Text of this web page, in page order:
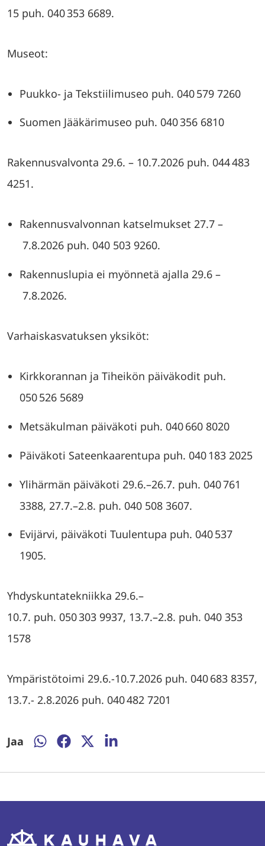
15 puh. 040 353 6689.
Museot:
Puukko- ja Tekstiilimuseo puh. 040 579 7260
Suomen Jääkärimuseo puh. 040 356 6810
Rakennusvalvonta 29.6. – 10.7.2026 puh. 044 483
4251.
Rakennusvalvonnan katselmukset 27.7 –
7.8.2026 puh. 040 503 9260.
Rakennuslupia ei myönnetä ajalla 29.6 –
7.8.2026.
Varhaiskasvatuksen yksiköt:
Kirkkorannan ja Tiheikön päiväkodit puh.
050 526 5689
Metsäkulman päiväkoti puh. 040 660 8020
Päiväkoti Sateenkaarentupa puh. 040 183 2025
Ylihärmän päiväkoti 29.6.–26.7. puh. 040 761
3388, 27.7.–2.8. puh. 040 508 3607.
Evijärvi, päiväkoti Tuulentupa puh. 040 537
1905.
Yhdyskuntatekniikka 29.6.–
10.7. puh. 050 303 9937, 13.7.–2.8. puh. 040 353
1578
Ympäristötoimi 29.6.-10.7.2026 puh. 040 683 8357,
13.7.- 2.8.2026 puh. 040 482 7201
Jaa
Jaa
Jaa
Jaa
Jaa